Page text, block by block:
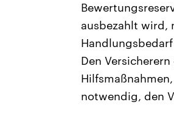
ausbezahlt wird,
Den
notwendig, den